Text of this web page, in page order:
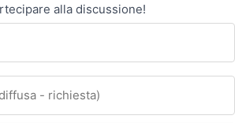
alla discussione!